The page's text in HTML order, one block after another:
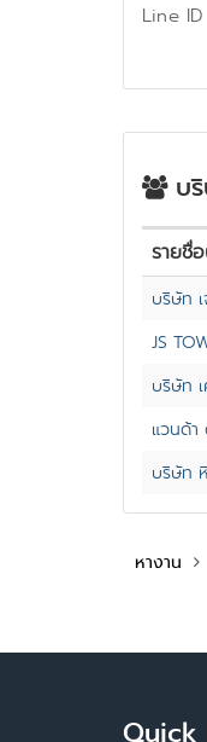
Line
บริ
รายชื่
บริษัท
JS
บริษัท
แวนด้า
บริษัท
หางาน
Quick